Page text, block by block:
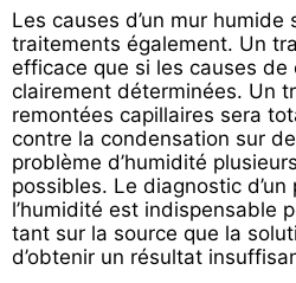
Les causes d’un mur
traitements également. Un
efficace que si les causes
clairement déterminées. Un
remontées capillaires sera
contre la condensation sur
problème d’humidité
possibles. Le diagnostic
l’humidité est indispensable
tant sur la source que la
d’obtenir un résultat